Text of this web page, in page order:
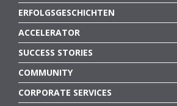
ERFOLGSGESCHICHTEN
ACCELERATOR
SUCCESS STORIES
COMMUNITY
CORPORATE SERVICES